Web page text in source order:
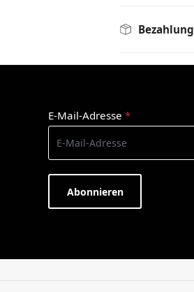
E-Mail-Adresse *
Abonnieren